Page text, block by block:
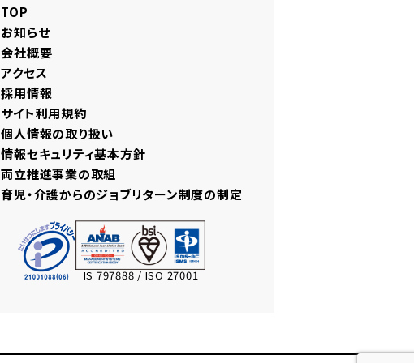
TOP
お知らせ
会社概要
アクセス
採用情報
サイト利用規約
個人情報の取り扱い
情報セキュリティ基本方針
両立推進事業の取組
育児・介護からのジョブリターン制度の制定
IS 797888 / ISO 27001